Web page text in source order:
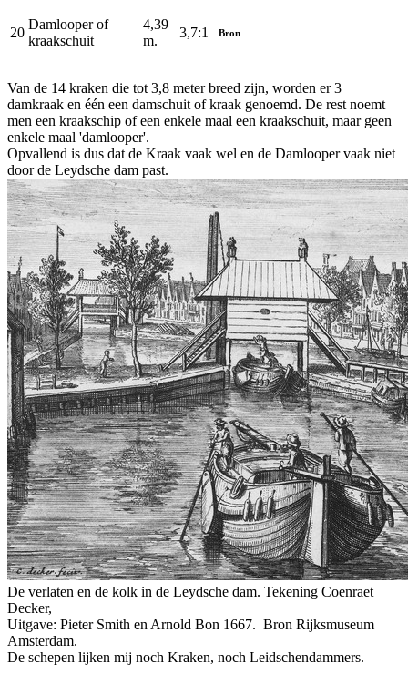
20
Damlooper of
kraakschuit
4,39
m.
3,7:1 Bron
Van de 14 kraken die tot 3,8 meter breed zijn, worden er 3
damkraak en één een damschuit of kraak genoemd. De rest noemt
men een kraakschip of een enkele maal een kraakschuit, maar geen
enkele maal 'damlooper'.
Opvallend is dus dat de Kraak vaak wel en de Damlooper vaak niet
door de Leydsche dam past.
De verlaten en de kolk in de Leydsche dam. Tekening Coenraet
Decker,
Uitgave: Pieter Smith en Arnold Bon 1667. Bron Rijksmuseum
Amsterdam.
De schepen lijken mij noch Kraken, noch Leidschendammers.